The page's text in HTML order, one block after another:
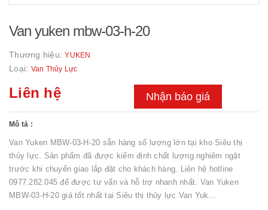
Van yuken mbw-03-h-20
Thương hiệu:YUKEN
Loại: Van Thủy Lực
Liên hệ Nhận báo giá
Mô tả :
Van Yuken MBW-03-H-20 sẵn hàng số lượng lớn tại kho Siêu thị
thủy lực. Sản phẩm đã được kiểm định chất lượng nghiêm ngặt
trước khi chuyển giao lắp đặt cho khách hàng. Liên hệ hotline
0977.282.045 để được tư vấn và hỗ trợ nhanh nhất. Van Yuken
MBW-03-H-20 giá tốt nhất tại Siêu thị thủy lực Van Yuk...